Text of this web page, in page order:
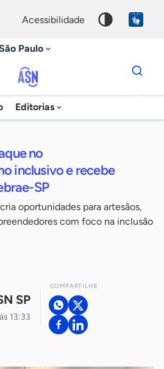
acessibilidade
Paulo
Agência
Sebrae
Notícias
Editorias
Dados
para
chave
no
inclusivo e recebe
SP
oportunidades para artesãos,
com foco na inclusão
SP
13:33
COMPARTILHE